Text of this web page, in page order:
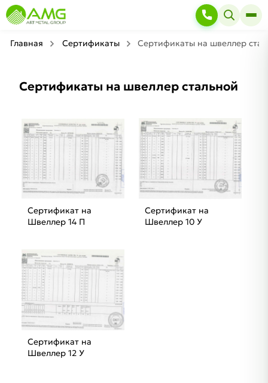
Главная Сертификаты Сертификаты на швеллер
Сертификаты на швеллер стальной
Сертификат на
Швеллер 14 П
Сертификат на
Швеллер 10 У
Сертификат на
Швеллер 12 У